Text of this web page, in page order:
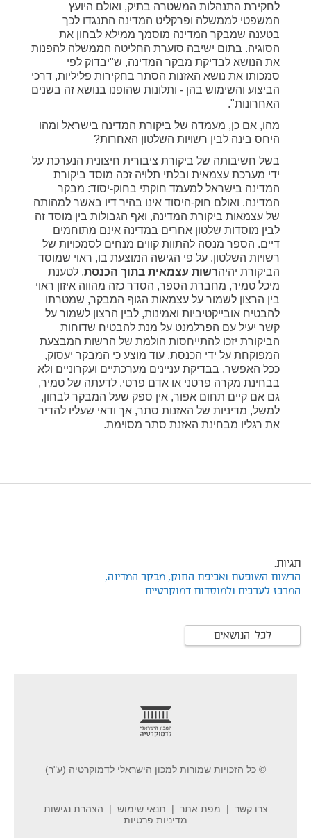
לחקירת התנהלות המשטרה בתיק, ואולם היועץ
המשפטי לממשלה ופרקליט המדינה התנגדו לכך
בטענה שמבקר המדינה מוסמך ממילא לבחון את
הסוגיה. בתום ישיבה סוערת החליטה הממשלה להפנות
את הנושא לבדיקת מבקר המדינה, ש"יבדוק לפי
סמכותו את נושא האזנות הסתר בחקירות פליליות, דרכי
הביצוע והשימוש בהן - ותלונות שהופנו בנושא זה בשנים
האחרונות".
מהו, אם כן, מעמדה של ביקורת המדינה בישראל ומהו
היחס בינה לבין רשויות השלטון האחרות?
בשל חשיבותה של ביקורת ציבורית חיצונית הנערכת על
ידי מערכת עצמאית ובלתי תלויה זכה מוסד ביקורת
המדינה בישראל למעמד חוקתי בחוק-יסוד: מבקר
המדינה. ואולם חוק-היסוד אינו בהיר דיו באשר למהותה
של עצמאות ביקורת המדינה, ואף הגבולות בין מוסד זה
לבין מוסדות שלטון אחרים במדינה אינם מתוחמים
דיים. הספר מנסה להתוות קווים מנחים לסמכויות של
רשויות השלטון. על פי הגישה המוצעת בו, ראוי שמוסד
הביקורת יהיהרשות עצמאית בתוך הכנסת. לטענת
מיכל טמיר, מחברת הספר, הסדר כזה מהווה איזון ראוי
בין הרצון לשמור על עצמאות הגוף המבקר, שמטרתו
להבטיח אובייקטיביות ואמינות, לבין הרצון לשמור על
קשר יעיל עם הפרלמנט על מנת להבטיח שדוחות
הביקורת יזכו להתייחסות הולמת של הרשות המבצעת
המפוקחת על ידי הכנסת. עוד מוצע כי המבקר יעסוק,
ככל האפשר, בבדיקת עניינים מערכתיים ועקרוניים ולא
בבחינת מקרה פרטני או אדם פרטי. לדעתה של טמיר,
גם אם קיים תחום אפור, אין ספק שעל המבקר לבחון,
למשל, מדיניות של האזנות סתר, אך ודאי שעליו להדיר
את רגליו מבחינת האזנת סתר מסוימת.
תגיות:
הרשות השופטת ואכיפת החוק, מבקר המדינה,
המרכז לערכים ולמוסדות דמוקרטיים
לכל הנושאים
© כל הזכויות שמורות למכון הישראלי לדמוקרטיה (ע"ר)
צרו קשר מפת אתר תנאי שימוש
הצהרת נגישות
מדיניות פרטיות